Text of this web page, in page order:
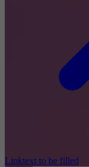
Linktext to be filled